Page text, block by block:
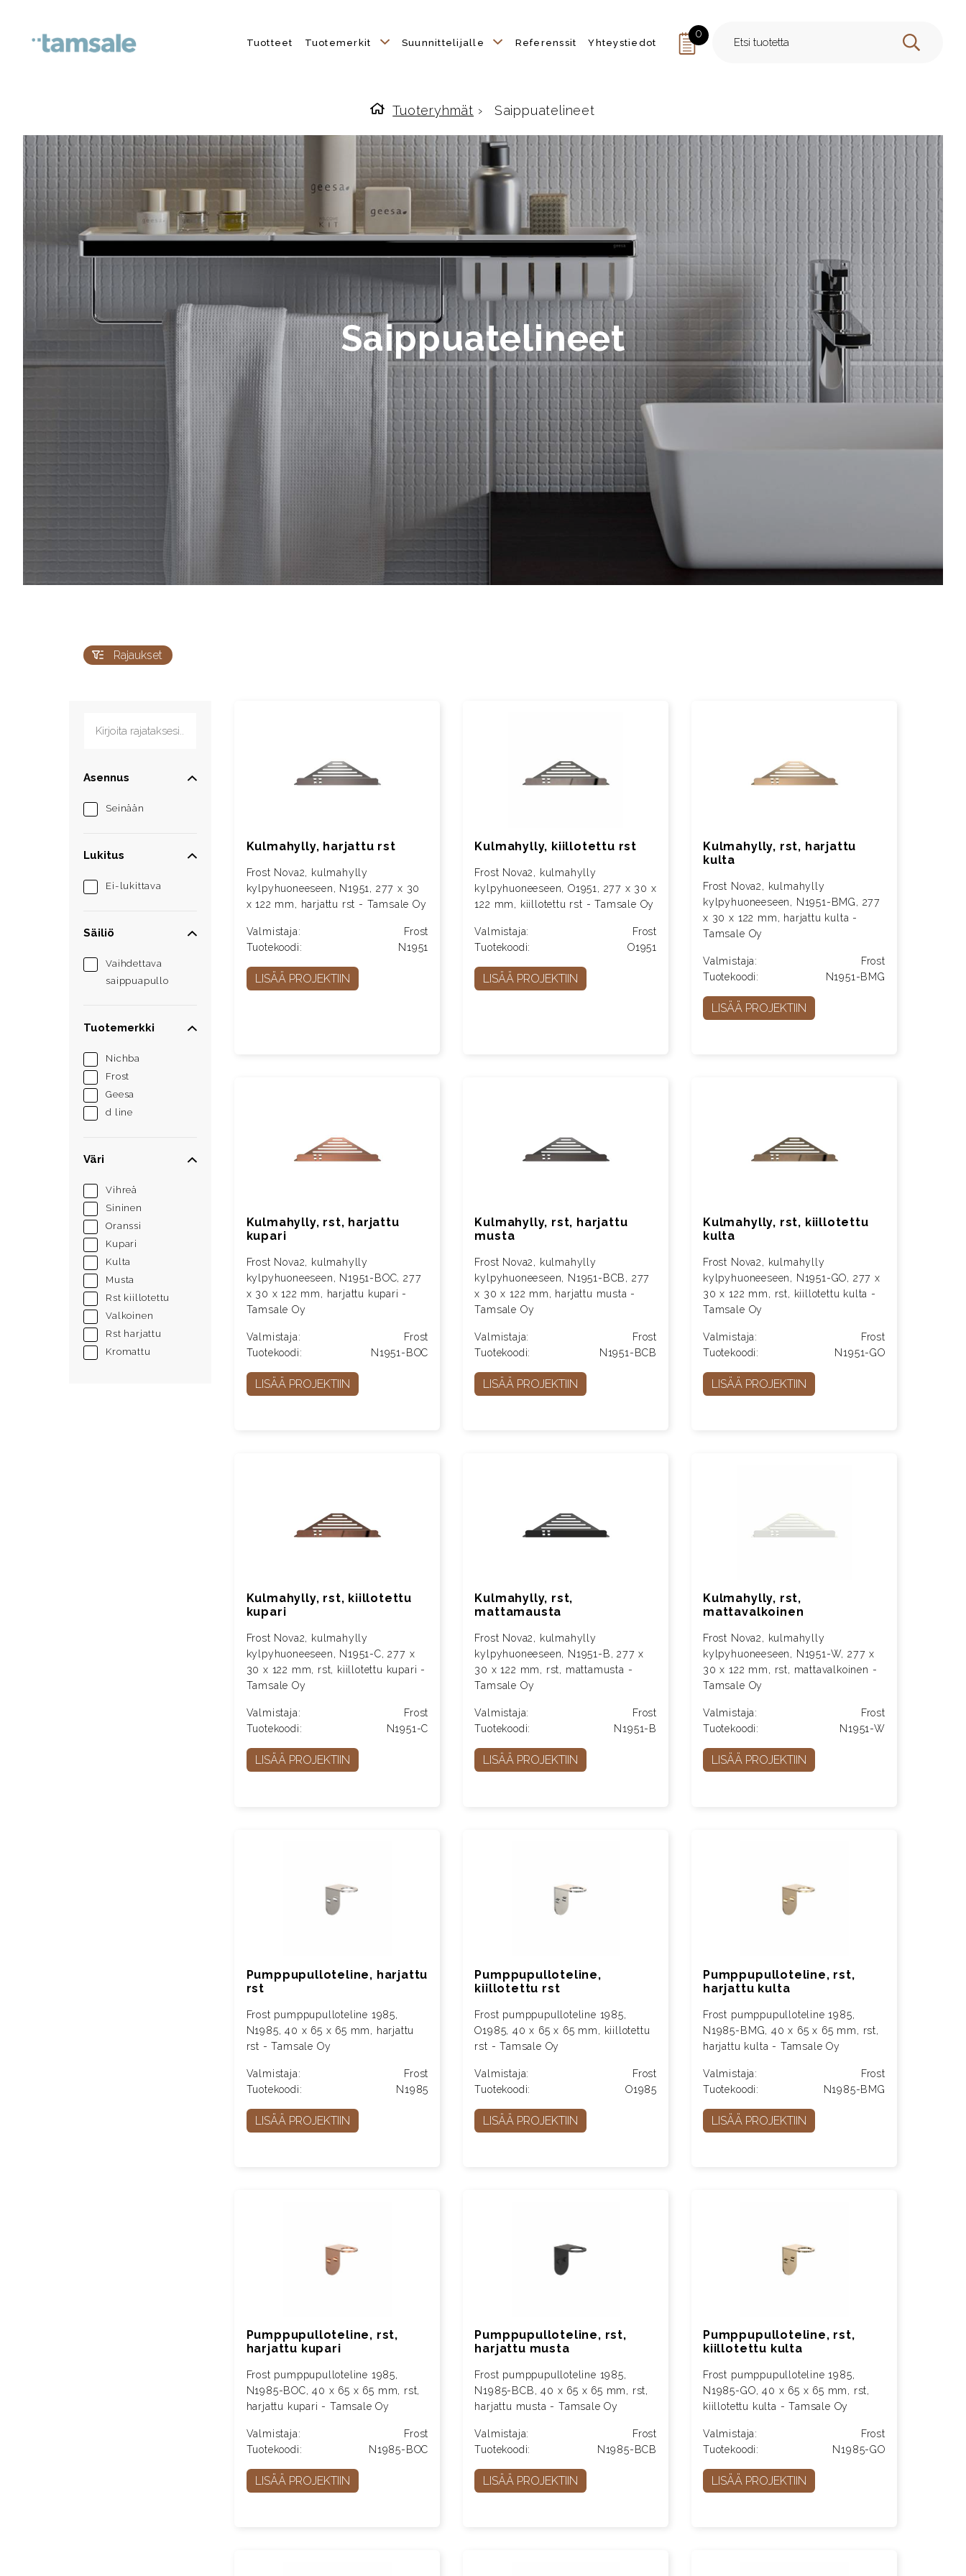
Tuotteet Tuotemerkit Suunnittelijalle Referenssit Yhteystiedot
0
HAE
Etusivulle
Tuoteryhmät › Saippuatelineet
Saippuatelineet
Rajaukset
Asennus
Seinään
Lukitus
Ei-lukittava
Säiliö
Vaihdettava
saippuapullo
Tuotemerkki
Nichba
Frost
Geesa
d line
Väri
Vihreä
Sininen
Oranssi
Kupari
Kulta
Musta
Rst kiillotettu
Valkoinen
Rst harjattu
Kromattu
Kulmahylly, harjattu rst
Frost Nova2, kulmahylly
kylpyhuoneeseen, N1951, 277 x 30
x 122 mm, harjattu rst - Tamsale Oy
Valmistaja:
Frost
Tuotekoodi:
N1951
LISÄÄ PROJEKTIIN
Kulmahylly, kiillotettu rst
Frost Nova2, kulmahylly
kylpyhuoneeseen, O1951, 277 x 30 x
122 mm, kiillotettu rst - Tamsale Oy
Valmistaja:
Frost
Tuotekoodi:
O1951
LISÄÄ PROJEKTIIN
Kulmahylly, rst, harjattu
kulta
Frost Nova2, kulmahylly
kylpyhuoneeseen, N1951-BMG, 277
x 30 x 122 mm, harjattu kulta -
Tamsale Oy
Valmistaja:
Frost
Tuotekoodi:
N1951-BMG
LISÄÄ PROJEKTIIN
Kulmahylly, rst, harjattu
kupari
Frost Nova2, kulmahylly
kylpyhuoneeseen, N1951-BOC, 277
x 30 x 122 mm, harjattu kupari -
Tamsale Oy
Valmistaja:
Frost
Tuotekoodi:
N1951-BOC
LISÄÄ PROJEKTIIN
Kulmahylly, rst, harjattu
musta
Frost Nova2, kulmahylly
kylpyhuoneeseen, N1951-BCB, 277
x 30 x 122 mm, harjattu musta -
Tamsale Oy
Valmistaja:
Frost
Tuotekoodi:
N1951-BCB
LISÄÄ PROJEKTIIN
Kulmahylly, rst, kiillotettu
kulta
Frost Nova2, kulmahylly
kylpyhuoneeseen, N1951-GO, 277 x
30 x 122 mm, rst, kiillotettu kulta -
Tamsale Oy
Valmistaja:
Frost
Tuotekoodi:
N1951-GO
LISÄÄ PROJEKTIIN
Kulmahylly, rst, kiillotettu
kupari
Frost Nova2, kulmahylly
kylpyhuoneeseen, N1951-C, 277 x
30 x 122 mm, rst, kiillotettu kupari -
Tamsale Oy
Valmistaja:
Frost
Tuotekoodi:
N1951-C
LISÄÄ PROJEKTIIN
Kulmahylly, rst,
mattamausta
Frost Nova2, kulmahylly
kylpyhuoneeseen, N1951-B, 277 x
30 x 122 mm, rst, mattamusta -
Tamsale Oy
Valmistaja:
Frost
Tuotekoodi:
N1951-B
LISÄÄ PROJEKTIIN
Kulmahylly, rst,
mattavalkoinen
Frost Nova2, kulmahylly
kylpyhuoneeseen, N1951-W, 277 x
30 x 122 mm, rst, mattavalkoinen -
Tamsale Oy
Valmistaja:
Frost
Tuotekoodi:
N1951-W
LISÄÄ PROJEKTIIN
Pumppupulloteline, harjattu
rst
Frost pumppupulloteline 1985,
N1985, 40 x 65 x 65 mm, harjattu
rst - Tamsale Oy
Valmistaja:
Frost
Tuotekoodi:
N1985
LISÄÄ PROJEKTIIN
Pumppupulloteline,
kiillotettu rst
Frost pumppupulloteline 1985,
O1985, 40 x 65 x 65 mm, kiillotettu
rst - Tamsale Oy
Valmistaja:
Frost
Tuotekoodi:
O1985
LISÄÄ PROJEKTIIN
Pumppupulloteline, rst,
harjattu kulta
Frost pumppupulloteline 1985,
N1985-BMG, 40 x 65 x 65 mm, rst,
harjattu kulta - Tamsale Oy
Valmistaja:
Frost
Tuotekoodi:
N1985-BMG
LISÄÄ PROJEKTIIN
Pumppupulloteline, rst,
harjattu kupari
Frost pumppupulloteline 1985,
N1985-BOC, 40 x 65 x 65 mm, rst,
harjattu kupari - Tamsale Oy
Valmistaja:
Frost
Tuotekoodi:
N1985-BOC
LISÄÄ PROJEKTIIN
Pumppupulloteline, rst,
harjattu musta
Frost pumppupulloteline 1985,
N1985-BCB, 40 x 65 x 65 mm, rst,
harjattu musta - Tamsale Oy
Valmistaja:
Frost
Tuotekoodi:
N1985-BCB
LISÄÄ PROJEKTIIN
Pumppupulloteline, rst,
kiillotettu kulta
Frost pumppupulloteline 1985,
N1985-GO, 40 x 65 x 65 mm, rst,
kiillotettu kulta - Tamsale Oy
Valmistaja:
Frost
Tuotekoodi:
N1985-GO
LISÄÄ PROJEKTIIN